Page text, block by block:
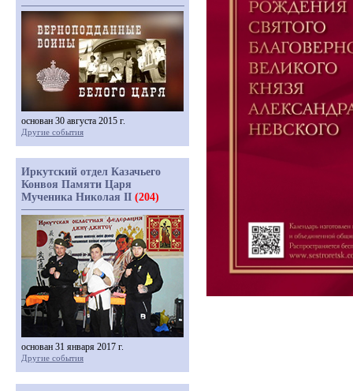
основан 30 августа 2015 г.
Другие события
Иркутский отдел Казачьего
Конвоя Памяти Царя
Мученика Николая II (204)
основан 31 января 2017 г.
Другие события